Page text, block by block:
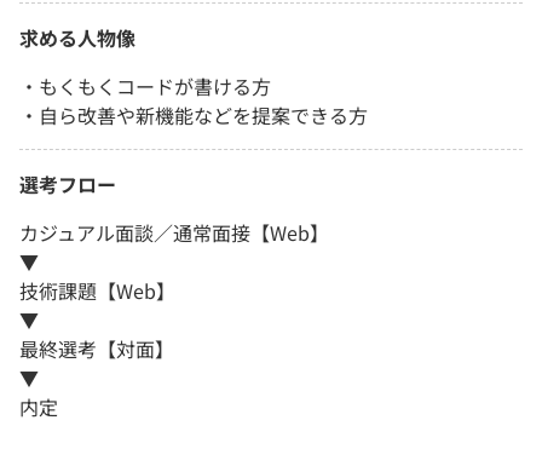
求める人物像
・もくもくコードが書ける方
・自ら改善や新機能などを提案できる方
選考フロー
カジュアル面談／通常面接【Web】
▼
技術課題【Web】
▼
最終選考【対面】
▼
内定